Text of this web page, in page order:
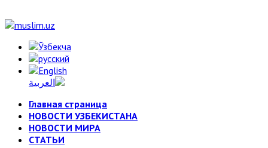
Главная страница
НОВОСТИ УЗБЕКИСТАНА
НОВОСТИ МИРА
СТАТЬИ